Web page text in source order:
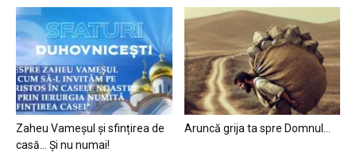
Zaheu Vameșul și sfințirea de
casă… Și nu numai!
Aruncă grija ta spre Domnul…